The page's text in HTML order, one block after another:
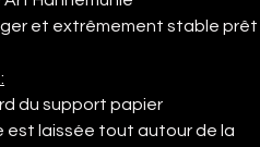
et extrêmement stable prêt
du support papier
est laissée tout autour de la